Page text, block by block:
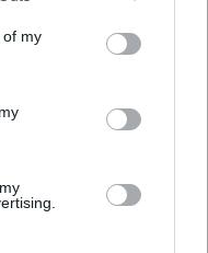
You may click to
its third-party tags to
in below Google
of my